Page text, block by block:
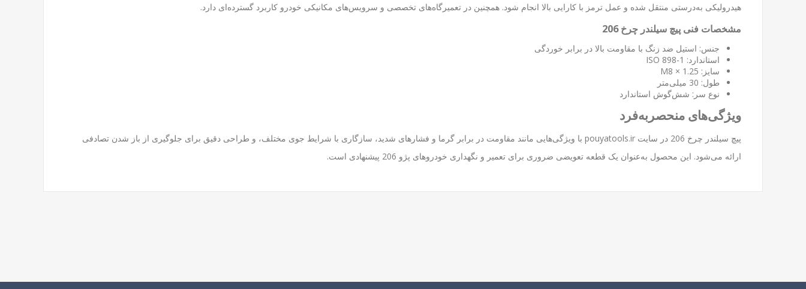
هیدرولیکی به‌درستی منتقل شده و عمل ترمز با کارایی بالا انجام شود. همچنین در تعمیرگاه‌های تخصصی و سرویس‌های مکانیکی خودرو کاربرد گسترده‌ای دارد.
مشخصات فنی پیچ سیلندر چرخ 206
جنس: استیل ضد زنگ با مقاومت بالا در برابر خوردگی
استاندارد: ISO 898-1
سایز: M8 × 1.25
طول: 30 میلی‌متر
نوع سر: شش‌گوش استاندارد
ویژگی‌های منحصربه‌فرد
پیچ سیلندر چرخ 206 در سایت pouyatools.ir با ویژگی‌هایی مانند مقاومت در برابر گرما و فشارهای شدید، سازگاری با شرایط جوی مختلف، و طراحی دقیق برای جلوگیری از باز شدن تصادفی
ارائه می‌شود. این محصول به‌عنوان یک قطعه تعویضی ضروری برای تعمیر و نگهداری خودروهای پژو 206 پیشنهادی است.